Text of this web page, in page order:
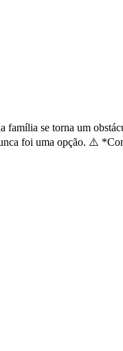
se torna um
foi uma opção. ⚠️